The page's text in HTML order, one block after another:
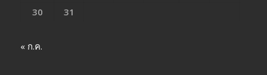
30
31
« ก.ค.